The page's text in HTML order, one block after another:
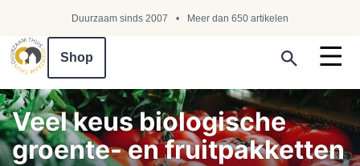
Duurzaam sinds 2007 Meer dan 650 artikelen
Shop
Veel keus biologische
groente- en fruitpakketten